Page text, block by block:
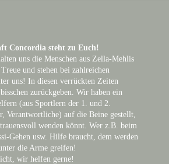
Concordia steht zu Euch!
uns die Menschen aus Zella-Mehlis
und stehen bei zahlreichen
uns! In diesen verrückten Zeiten
zurückgeben. Wir haben ein
(aus Sportlern der 1. und 2.
Verantwortliche) auf die Beine gestellt,
wenden könnt. Wer z.B. beim
Gehen usw. Hilfe braucht, dem werden
die Arme greifen!
wir helfen gerne!